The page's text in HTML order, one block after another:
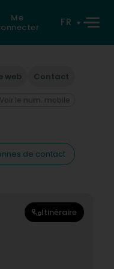
Me
FR
web Contact
Voir le num. mobile
de contact
Itinéraire